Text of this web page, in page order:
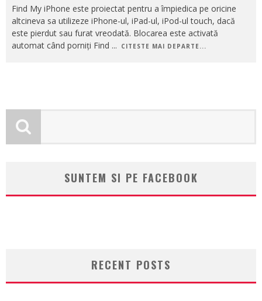
Find My iPhone este proiectat pentru a împiedica pe oricine
altcineva sa utilizeze iPhone-ul, iPad-ul, iPod-ul touch, dacă
este pierdut sau furat vreodată. Blocarea este activată
automat când porniți Find ... CITESTE MAI DEPARTE...
SUNTEM SI PE FACEBOOK
RECENT POSTS